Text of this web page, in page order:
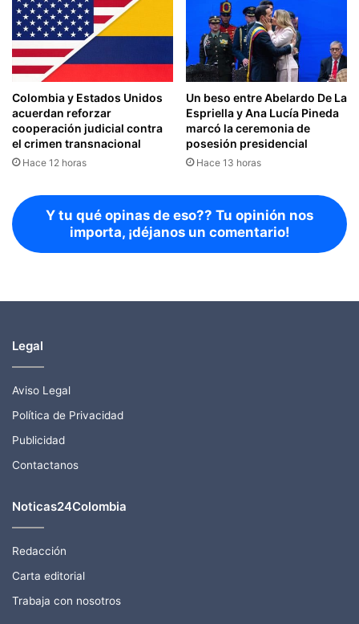
Colombia y Estados Unidos
acuerdan reforzar
cooperación judicial contra
el crimen transnacional
Hace 12 horas
Un beso entre Abelardo De La
Espriella y Ana Lucía Pineda
marcó la ceremonia de
posesión presidencial
Hace 13 horas
Y tu qué opinas de eso?? Tu opinión nos
importa, ¡déjanos un comentario!
Legal
Aviso Legal
Política de Privacidad
Publicidad
Contactanos
Noticas24Colombia
Redacción
Carta editorial
Trabaja con nosotros